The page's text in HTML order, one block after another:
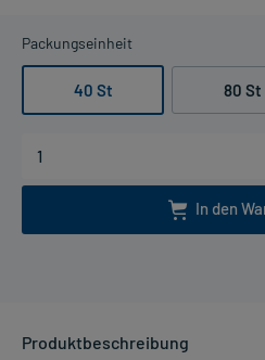
Packungseinheit
40 St 80 St
In den
Produktbeschreibung